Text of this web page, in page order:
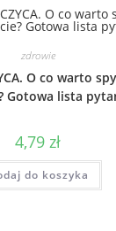
zdrowie
O co warto
Gotowa lista
4,79zł
do koszyka